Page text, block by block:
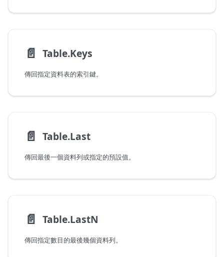
📄️ Table.Keys
傳回指定資料表的索引鍵。
📄️ Table.Last
傳回最後一個資料列或指定的預設值。
📄️ Table.LastN
傳回指定數目的最後幾個資料列。